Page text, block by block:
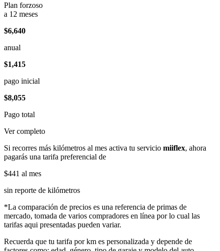
Plan forzoso
a 12 meses
$6,640
anual
$1,415
pago inicial
$8,055
Pago total
Ver completo
Si recorres más kilómetros al mes activa tu servicio miiflex, ahora
pagarás una tarifa preferencial de
$441 al mes
sin reporte de kilómetros
*La comparación de precios es una referencia de primas de
mercado, tomada de varios compradores en línea por lo cual las
tarifas aqui presentadas pueden variar.
Recuerda que tu tarifa por km es personalizada y depende de